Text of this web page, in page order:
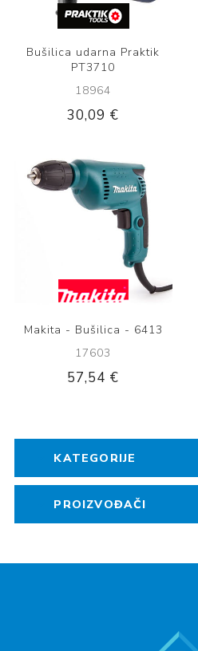
Bušilica udarna Praktik
PT3710
18964
30,09 €
Makita - Bušilica - 6413
17603
57,54 €
KATEGORIJE
PROIZVOĐAČI